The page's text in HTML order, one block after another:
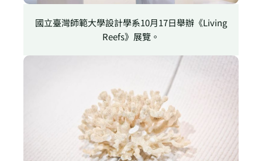
國立臺灣師範大學設計學系10月17日舉辦《Living
Reefs》展覽。